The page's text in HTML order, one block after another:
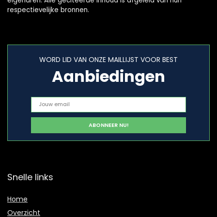
respectievelijke bronnen.
WORD LID VAN ONZE MAILLIJST VOOR BEST
Aanbiedingen
Snelle links
Home
Overzicht